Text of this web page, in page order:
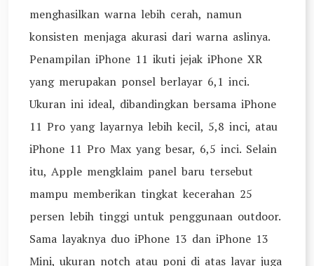
menghasilkan warna lebih cerah, namun
konsisten menjaga akurasi dari warna aslinya.
Penampilan iPhone 11 ikuti jejak iPhone XR
yang merupakan ponsel berlayar 6,1 inci.
Ukuran ini ideal, dibandingkan bersama iPhone
11 Pro yang layarnya lebih kecil, 5,8 inci, atau
iPhone 11 Pro Max yang besar, 6,5 inci. Selain
itu, Apple mengklaim panel baru tersebut
mampu memberikan tingkat kecerahan 25
persen lebih tinggi untuk penggunaan outdoor.
Sama layaknya duo iPhone 13 dan iPhone 13
Mini, ukuran notch atau poni di atas layar juga